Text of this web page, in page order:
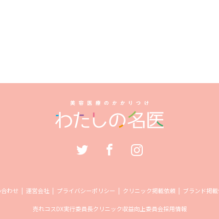
わせ 運営会社 プライバシーポリシー クリニック掲載依頼 ブランド掲
売れコスDX実行委員長クリニック収益向上委員会採用情報